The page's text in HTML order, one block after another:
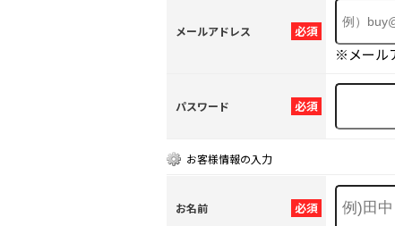
必須
メールアドレス
※メール
必須
パスワード
お客様情報の入力
必須
お名前